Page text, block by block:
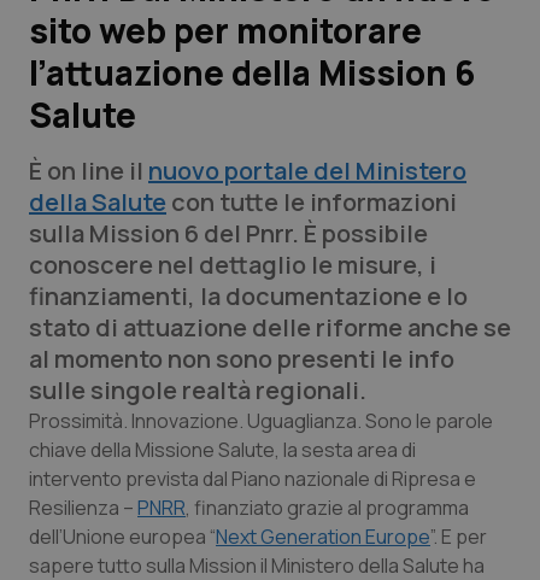
Scienza e Farmaci
Studi e Analisi
Lettere al direttore
Edizioni Regionali
QS Pro
Professionisti Sanitari.AI
Abruzzo
Basilicata
Calabria
QS Pro Gold
Artrite & artrosi
Asma & BPCO
QS Club Newsletter
sito web per monitorare
l’attuazione della Mission 6
Salute
È on line il nuovo portale del Ministero
della Salute con tutte le informazioni
sulla Mission 6 del Pnrr. È possibile
conoscere nel dettaglio le misure, i
finanziamenti, la documentazione e lo
stato di attuazione delle riforme anche se
al momento non sono presenti le info
sulle singole realtà regionali.
Prossimità. Innovazione. Uguaglianza. Sono le parole
chiave della Missione Salute, la sesta area di
intervento prevista dal Piano nazionale di Ripresa e
Resilienza –PNRR, finanziato grazie al programma
dell’Unione europea “Next Generation Europe”. E per
sapere tutto sulla Mission il Ministero della Salute ha